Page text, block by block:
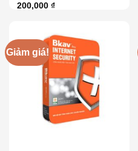
200,000 ₫
Giảm giá!